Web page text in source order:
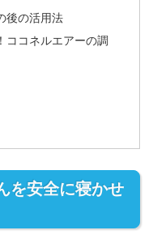
後の活用法
ココネルエアーの調
を安全に寝かせ